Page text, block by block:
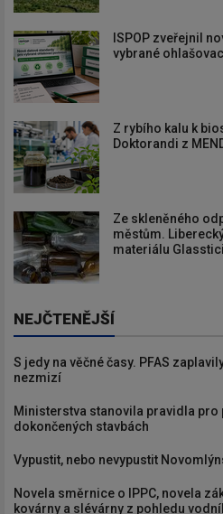
ISPOP zveřejnil
vybrané
Z rybího kalu k
Doktorandi z
Ze skleněného
městům.
materiálu
NEJČTENĚJŠÍ
S jedy na věčné časy. PFAS
nezmizí
Ministerstva stanovila pravidla pro
dokončených stavbách
Vypustit, nebo nevypustit
Novela směrnice o IPPC, novela
kovárny a slévárny z pohledu